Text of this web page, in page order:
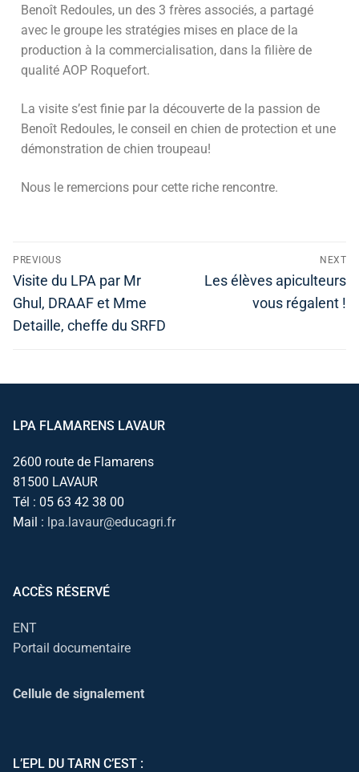
Benoît Redoules, un des 3 frères associés, a partagé
avec le groupe les stratégies mises en place de la
production à la commercialisation, dans la filière de
qualité AOP Roquefort.
La visite s’est finie par la découverte de la passion de
Benoît Redoules, le conseil en chien de protection et une
démonstration de chien troupeau!
Nous le remercions pour cette riche rencontre.
PREVIOUS
Visite du LPA par Mr
Ghul, DRAAF et Mme
Detaille, cheffe du SRFD
NEXT
Les élèves apiculteurs
vous régalent !
LPA FLAMARENS LAVAUR
2600 route de Flamarens
81500 LAVAUR
Tél : 05 63 42 38 00
Mail : lpa.lavaur@educagri.fr
ACCÈS RÉSERVÉ
ENT
Portail documentaire
Cellule de signalement
L’EPL DU TARN C’EST :